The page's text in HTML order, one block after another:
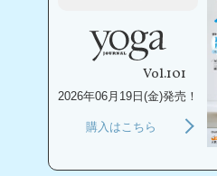
Vol.101
2026年06月19日(金)発売！
購入はこちら